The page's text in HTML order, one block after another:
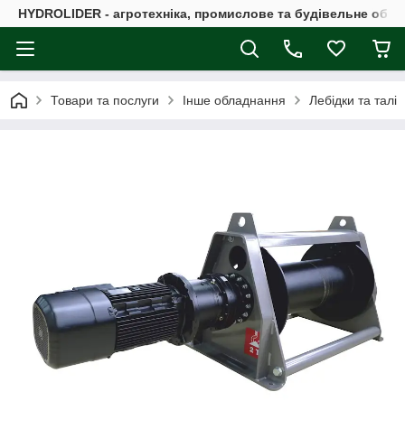
HYDROLIDER - агротехніка, промислове та будівельне
Товари та послуги Інше обладнання Лебідки та талі